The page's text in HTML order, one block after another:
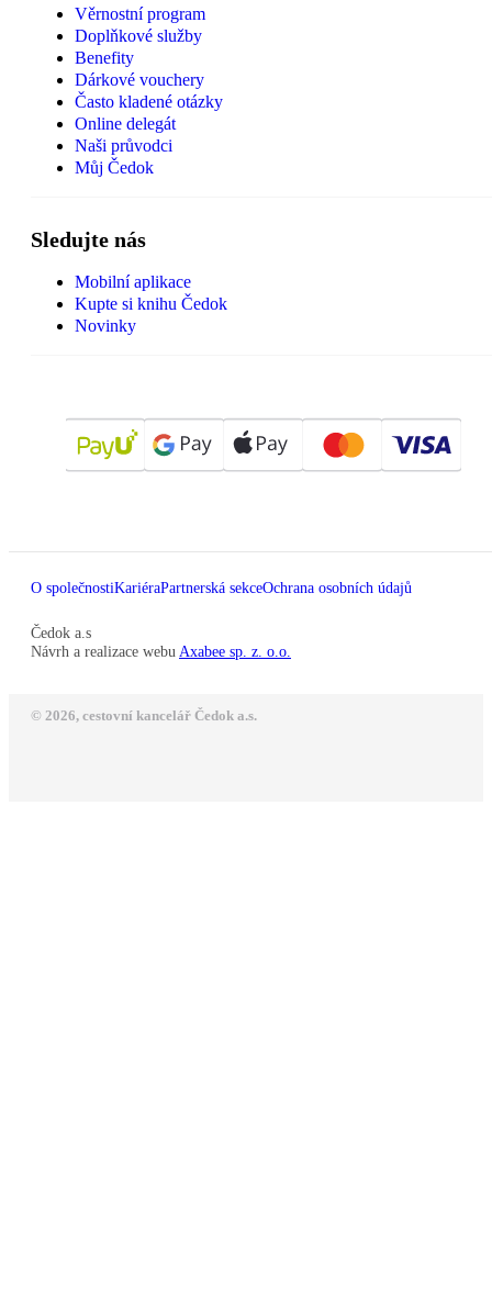
Věrnostní program
Doplňkové služby
Benefity
Dárkové vouchery
Často kladené otázky
Online delegát
Naši průvodci
Můj Čedok
Sledujte nás
Mobilní aplikace
Kupte si knihu Čedok
Novinky
O společnostiKariéraPartnerská sekceOchrana osobních údajů
Čedok a.s
Návrh a realizace webu Axabee sp. z. o.o.
© 2026, cestovní kancelář Čedok a.s.